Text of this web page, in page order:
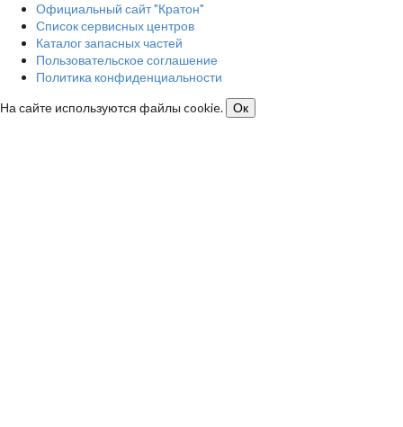
Официальный сайт "Кратон"
Список сервисных центров
Каталог запасных частей
Пользовательское соглашение
Политика конфиденциальности
На сайте используются файлы cookie.
Ок